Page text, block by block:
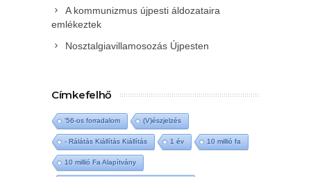
A kommunizmus újpesti áldozataira
emlékeztek
Nosztalgiavillamosozás Újpesten
Címkefelhő
'56-os forradalom (V)észjelzés
- Rálátás Kiállítás Kiállítás 1 év 10 millió fa
10 millió Fa Alapítvány